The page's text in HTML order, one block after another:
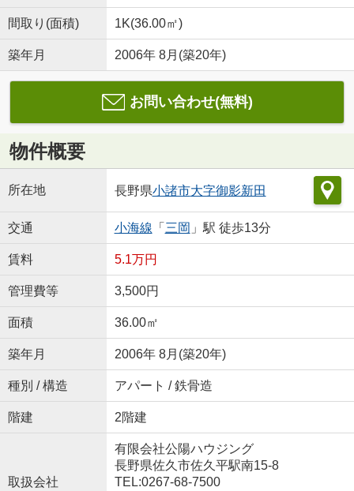
間取り(面積) 1K(36.00㎡)
築年月 2006年 8月(築20年)
お問い合わせ(無料)
物件概要
所在地 長野県小諸市大字御影新田
交通 小海線 「 三岡 」駅 徒歩13分
賃料 5.1万円
管理費等 3,500円
面積 36.00㎡
築年月 2006年 8月(築20年)
種別 / 構造 アパート / 鉄骨造
階建 2階建
取扱会社
有限会社公陽ハウジング
長野県佐久市佐久平駅南15-8
TEL:0267-68-7500